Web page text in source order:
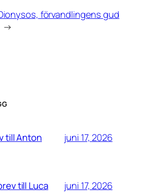
förvandlingens gud
→
till Anton juni 17, 2026
till Luca juni 17, 2026